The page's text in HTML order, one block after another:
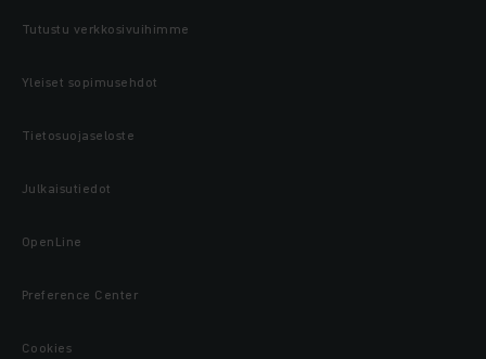
Tutustu verkkosivuihimme
Yleiset sopimusehdot
Tietosuojaseloste
Julkaisutiedot
OpenLine
Preference Center
Cookies